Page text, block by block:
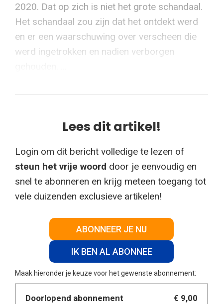
2020. Dat op zich is niet het grote schandaal.
Het schandaal zou zijn dat het ontdekt werd
en er een waarschuwing over verscheen die
werd ingetrokken en nadien verborgen
Lees dit artikel!
Login om dit bericht volledige te lezen of
steun het vrije woord door je eenvoudig en
snel te abonneren en krijg meteen toegang tot
vele duizenden exclusieve artikelen!
ABONNEER JE NU
IK BEN AL ABONNEE
Maak hieronder je keuze voor het gewenste abonnement:
Doorlopend abonnement € 9,00